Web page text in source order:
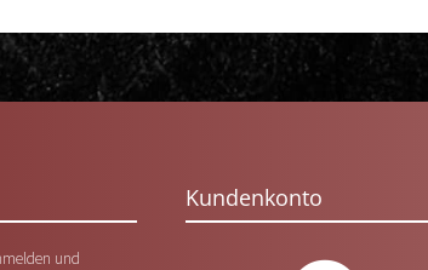
und
Kundenkonto